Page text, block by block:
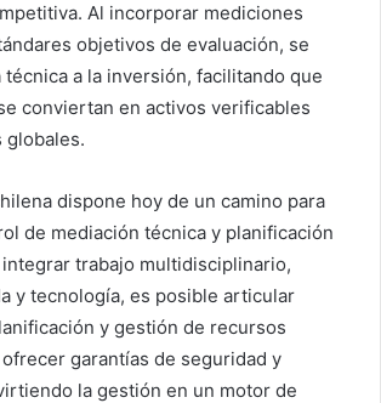
Al incorporar mediciones
objetivos de evaluación, se
a la inversión, facilitando que
conviertan en activos verificables
globales.
dispone hoy de un camino para
de mediación técnica y planificación
trabajo multidisciplinario,
y tecnología, es posible articular
y gestión de recursos
garantías de seguridad y
la gestión en un motor de